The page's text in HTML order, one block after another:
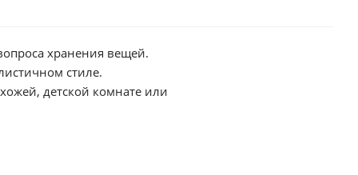
хранения вещей.
стиле.
детской комнате или